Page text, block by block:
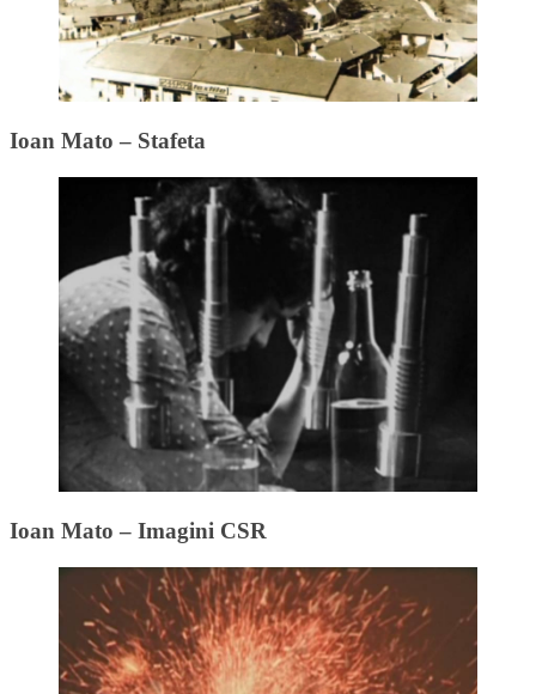
Ioan Mato – Stafeta
Ioan Mato – Imagini CSR